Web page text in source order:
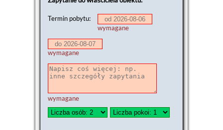
Termin pobytu:
wymagane
wymagane
wymagane